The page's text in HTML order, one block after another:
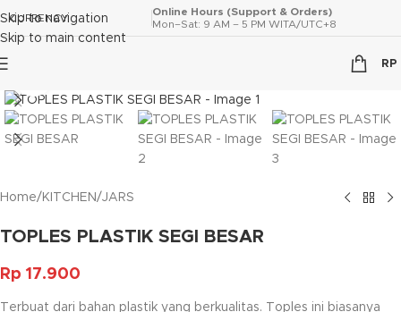
Skip to navigation
Skip to main content
CURRENCY
Online Hours (Support & Orders)
Mon–Sat: 9 AM – 5 PM WITA/UTC+8
RP
Home/ KITCHEN/JARS
TOPLES PLASTIK SEGI BESAR
Rp 17.900
Terbuat dari bahan plastik yang berkualitas. Toples ini biasanya